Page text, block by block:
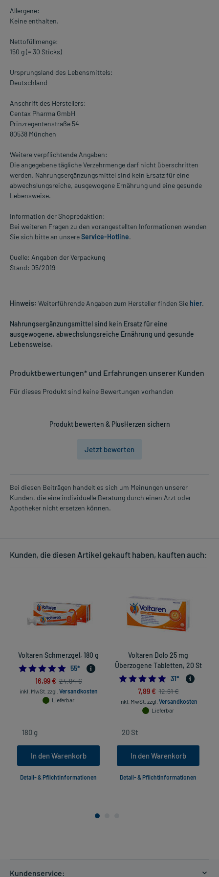
Allergene:
Keine enthalten.
Nettofüllmenge:
150 g (= 30 Sticks)
Ursprungsland des Lebensmittels:
Deutschland
Anschrift des Herstellers:
Centax Pharma GmbH
Prinzregentenstraße 54
80538 München
Weitere verpflichtende Angaben:
Die angegebene tägliche Verzehrmenge darf nicht überschritten
werden. Nahrungsergänzungsmittel sind kein Ersatz für eine
abwechslungsreiche, ausgewogene Ernährung und eine gesunde
Lebensweise.
Information der Shopredaktion:
Bei weiteren Fragen zu den vorangestellten Informationen wenden
Sie sich bitte an unsereService-Hotline.
Quelle: Angaben der Verpackung
Stand: 05/2019
Hinweis: Weiterführende Angaben zum Hersteller finden Sie hier.
Nahrungsergänzungsmittel sind kein Ersatz für eine
ausgewogene, abwechslungsreiche Ernährung und gesunde
Lebensweise.
Produktbewertungen* und Erfahrungen unserer Kunden
Für dieses Produkt sind keine Bewertungen vorhanden
Produkt bewerten & PlusHerzen sichern
Jetzt bewerten
Bei diesen Beiträgen handelt es sich um Meinungen unserer
Kunden, die eine individuelle Beratung durch einen Arzt oder
Apotheker nicht ersetzen können.
Kunden, die diesen Artikel gekauft haben, kauften auch:
Voltaren Schmerzgel, 180 g
4.872727272727273
55*
16,99 € 24,94 €
inkl. MwSt. zzgl. Versandkosten
Lieferbar
In den Warenkorb
Detail- & Pflichtinformationen
Voltaren Dolo 25 mg
Überzogene Tabletten, 20 St
4.67741935483871
31*
7,89 € 12,61 €
inkl. MwSt. zzgl. Versandkosten
Lieferbar
In den Warenkorb
Detail- & Pflichtinformationen
Kundenservice: